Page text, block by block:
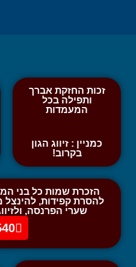
זכות החזקת אברך
ותפילה בכל
המעמדות
כמניין : זיווג הגון
בקרוב!
הזכרת שמות כל בני
להסרת קפידות, להינצל
שערי הפרנסה,
540 ₪